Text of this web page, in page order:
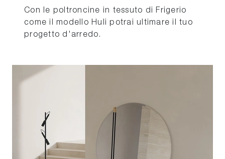
Con le poltroncine in tessuto di Frigerio
come il modello Huli potrai ultimare il tuo
progetto d'arredo.